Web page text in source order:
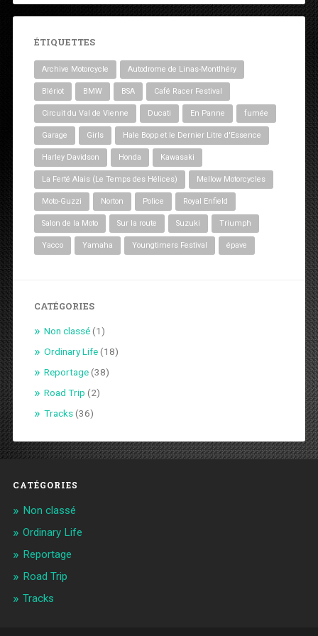
ÉTIQUETTES
Archive Motorcycle Autodrome de Linas-Montlhéry
Blériot BMW BSA Café Racer Festival
Circuit du Val de Vienne Ducati En Panne fumée
Garage Girls Hale Bopp et le Dernier Litre d'Essence
Harley Davidson Honda Kawasaki
La Ferté Alais (Le Temps des Hélices) Mellow Motorcycles
Moto-Guzzi Norton Police Royal Enfield
Salon de la Moto Sur la route Suzuki Triumph
Yacco Yamaha Youngtimers Festival épave
CATÉGORIES
Non classé(1)
Ordinary Life(18)
Reportage(38)
Road Trip (2)
Tracks(36)
CATÉGORIES
Non classé
Ordinary Life
Reportage
Road Trip
Tracks